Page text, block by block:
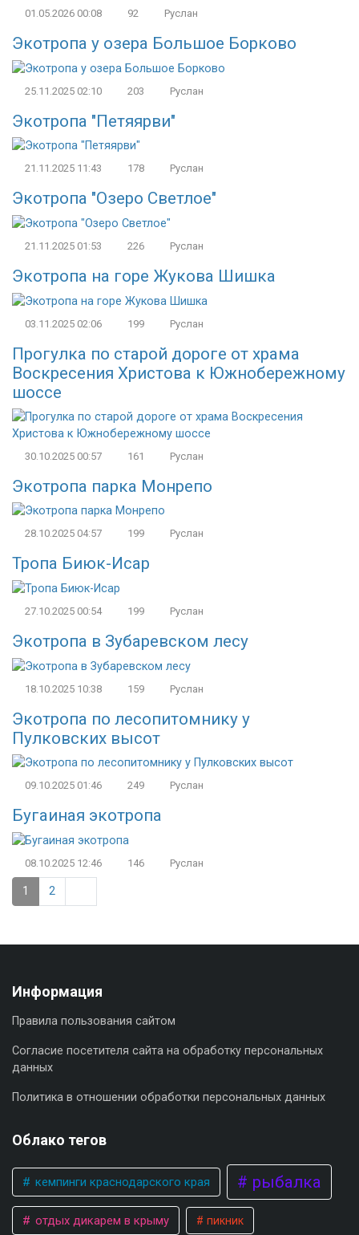
01.05.2026 00:08 92 Руслан
Экотропа у озера Большое Борково
25.11.2025 02:10 203 Руслан
Экотропа "Петяярви"
21.11.2025 11:43 178 Руслан
Экотропа "Озеро Светлое"
21.11.2025 01:53 226 Руслан
Экотропа на горе Жукова Шишка
03.11.2025 02:06 199 Руслан
Прогулка по старой дороге от храма
Воскресения Христова к Южнобережному
шоссе
30.10.2025 00:57 161 Руслан
Экотропа парка Монрепо
28.10.2025 04:57 199 Руслан
Тропа Биюк-Исар
27.10.2025 00:54 199 Руслан
Экотропа в Зубаревском лесу
18.10.2025 10:38 159 Руслан
Экотропа по лесопитомнику у
Пулковских высот
09.10.2025 01:46 249 Руслан
Бугаиная экотропа
08.10.2025 12:46 146 Руслан
1 2
Информация
Правила пользования сайтом
Согласие посетителя сайта на обработку персональных
данных
Политика в отношении обработки персональных данных
Облако тегов
кемпинги краснодарского края рыбалка
отдых дикарем в крыму пикник